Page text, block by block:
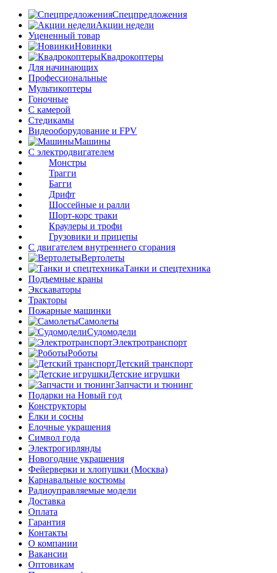
Спецпредложения
Акции недели
Уцененный товар
Новинки
Квадрокоптеры
Для начинающих
Профессиональные
Мультикоптеры
Гоночные
C камерой
Стедикамы
Видеооборудование и FPV
Машины
С электродвигателем
Монстры
Трагги
Багги
Дрифт
Шоссейные и ралли
Шорт-корс траки
Краулеры и трофи
Грузовики и прицепы
С двигателем внутреннего сгорания
Вертолеты
Танки и спецтехника
Подъемные краны
Экскаваторы
Тракторы
Пожарные машинки
Самолеты
Судомодели
Электротранспорт
Роботы
Детский транспорт
Детские игрушки
Запчасти и тюнинг
Подарки на Новый год
Конструкторы
Ёлки и сосны
Елочные украшения
Символ года
Электрогирлянды
Новогодние украшения
Фейерверки и хлопушки (Москва)
Карнавальные костюмы
Радиоуправляемые модели
Доставка
Оплата
Гарантия
Контакты
О компании
Вакансии
Оптовикам